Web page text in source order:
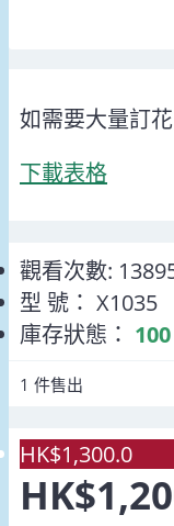
如需要大量訂
下載表格
觀看次數:
型 號： X1035
庫存狀態： 100
1 件售出
HK$1,300.0